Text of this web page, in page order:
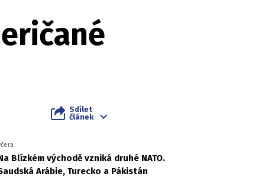
Sdílet
článek
Blízkém východě vzniká druhé NATO.
Arábie, Turecko a Pákistán